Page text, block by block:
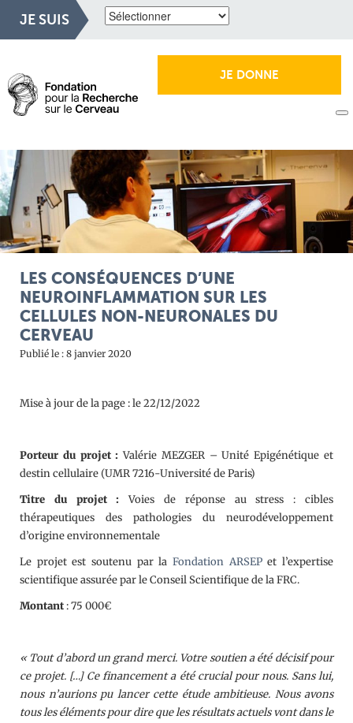
JE SUIS
JE DONNE
LES CONSÉQUENCES D’UNE
NEUROINFLAMMATION SUR LES
CELLULES NON-NEURONALES DU
CERVEAU
Publié le : 8 janvier 2020
Mise à jour de la page : le 22/12/2022
Porteur du projet :Valérie MEZGER – Unité Epigénétique et
destin cellulaire (UMR 7216-Université de Paris)
Titre du projet :Voies de réponse au stress : cibles
thérapeutiques des pathologies du neurodéveloppement
d’origine environnementale
Le projet est soutenu par la Fondation ARSEPet l’expertise
scientifique assurée par le Conseil Scientifique de la FRC.
Montant: 75 000€
« Tout d’abord un grand merci. Votre soutien a été décisif pour
ce projet. […] Ce financement a été crucial pour nous. Sans lui,
nous n’aurions pu lancer cette étude ambitieuse. Nous avons
tous les éléments pour dire que les résultats actuels vont dans le